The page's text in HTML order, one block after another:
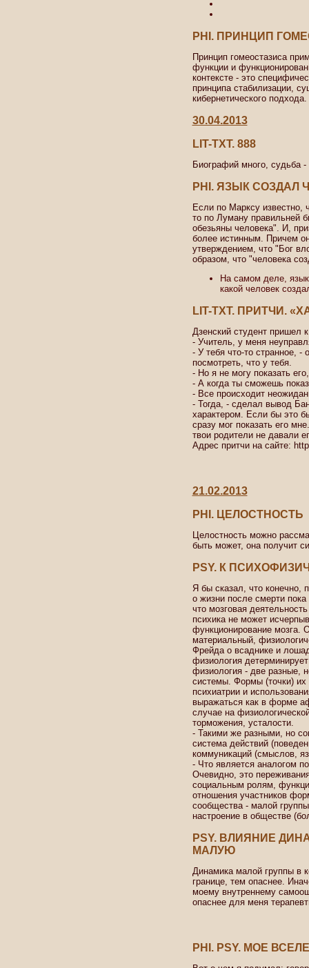
PHI. ПРИНЦИП
Принцип гомеостазиса
функции и
контексте - это
принципа стабилизации,
кибернетического подхода.
30.04.2013
LIT-TXT. 888
Биографий много, судьба -
PHI. ЯЗЫК СОЗДАЛ
Если по Марксу известно,
то по Луману правильней
обезьяны человека". И,
более истинным. Причем
утверждением, что "Бог
образом, что "человека
На самом деле,
какой человек
LIT-TXT. ПРИТЧИ.
Дзенский студент пришел
- Учитель, у меня
- У тебя что-то странное, -
посмотреть, что у тебя.
- Но я не могу показать
- А когда ты сможешь
- Все происходит
- Тогда, - сделал вывод
характером. Если бы это
сразу мог показать его
твои родители не давали
Адрес притчи на сайте:
21.02.2013
PHI. ЦЕЛОСТНОСТЬ
Целостность можно
быть может, она получит
PSY. К
Я бы сказал, что конечно,
о жизни после смерти
что мозговая
психика не может
функционирование мозга.
материальный,
Фрейда о всаднике и
физиология
физиология - две разные,
системы. Формы (точки) их
психиатрии и
выражаться как в форме
случае на
торможения, усталости.
- Такими же разными, но
система действий
коммуникаций (смыслов,
- Что является аналогом
Очевидно, это
социальным ролям,
отношения участников
сообщества - малой
настроение в обществе
PSY. ВЛИЯНИЕ
МАЛУЮ
Динамика малой группы в
границе, тем опаснее.
моему внутреннему
опаснее для меня
PHI. PSY. МОЕ